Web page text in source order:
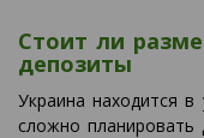
Стоит ли
депозиты
Украина находится в
сложно планировать